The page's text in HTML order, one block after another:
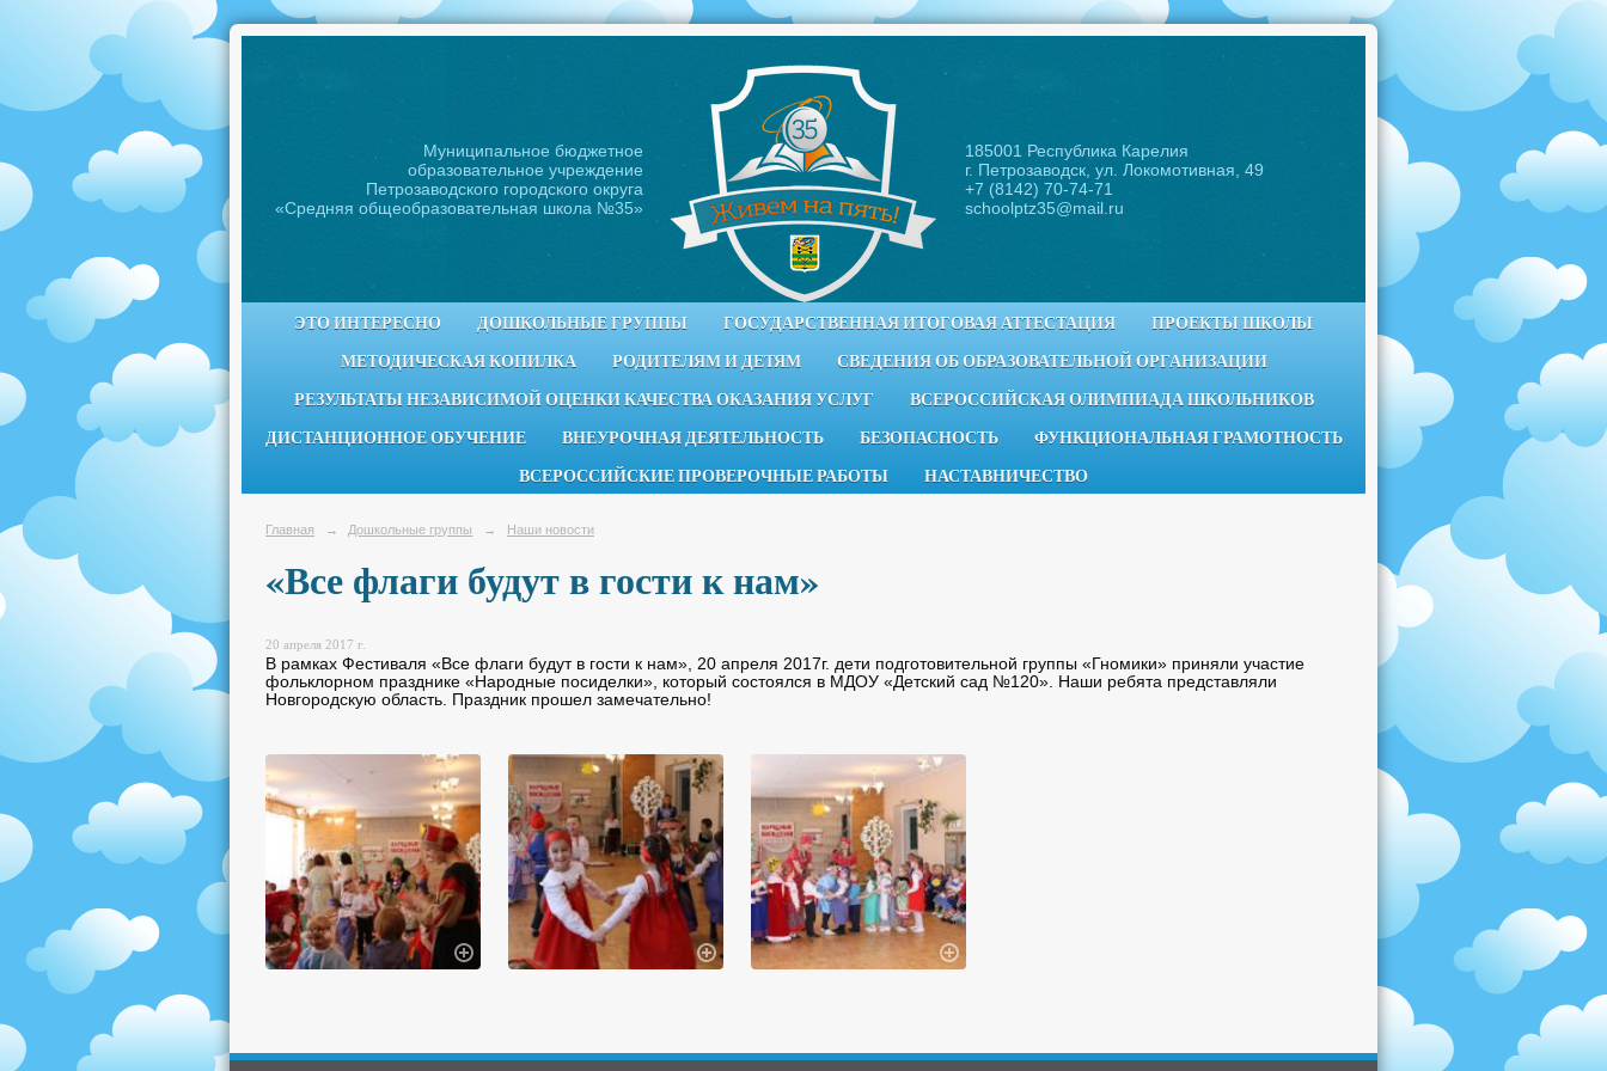
Муниципальное бюджетное
образовательное учреждение
Петрозаводского городского округа
«Средняя общеобразовательная школа №35»
185001 Республика Карелия
г. Петрозаводск, ул. Локомотивная, 49
+7 (8142) 70-74-71
schoolptz35@mail.ru
ЭТО ИНТЕРЕСНО ДОШКОЛЬНЫЕ ГРУППЫ ГОСУДАРСТВЕННАЯ ИТОГОВАЯ АТТЕСТАЦИЯ
ПРОЕКТЫ ШКОЛЫ
МЕТОДИЧЕСКАЯ КОПИЛКА
РОДИТЕЛЯМ И ДЕТЯМ
СВЕДЕНИЯ ОБ ОБРАЗОВАТЕЛЬНОЙ ОРГАНИЗАЦИИ
РЕЗУЛЬТАТЫ НЕЗАВИСИМОЙ ОЦЕНКИ КАЧЕСТВА ОКАЗАНИЯ УСЛУГ
ВСЕРОССИЙСКАЯ ОЛИМПИАДА ШКОЛЬНИКОВ
ДИСТАНЦИОННОЕ ОБУЧЕНИЕ
ВНЕУРОЧНАЯ ДЕЯТЕЛЬНОСТЬ БЕЗОПАСНОСТЬ
ФУНКЦИОНАЛЬНАЯ ГРАМОТНОСТЬ
ВСЕРОССИЙСКИЕ ПРОВЕРОЧНЫЕ РАБОТЫ
НАСТАВНИЧЕСТВО
Главная → Дошкольные группы → Наши новости
«Все флаги будут в гости к нам»
20 апреля 2017 г.
В рамках Фестиваля «Все флаги будут в гости к нам», 20 апреля 2017г. дети подготовительной группы «Гномики» приняли участие
фольклорном празднике «Народные посиделки», который состоялся в МДОУ «Детский сад №120». Наши ребята представляли
Новгородскую область. Праздник прошел замечательно!